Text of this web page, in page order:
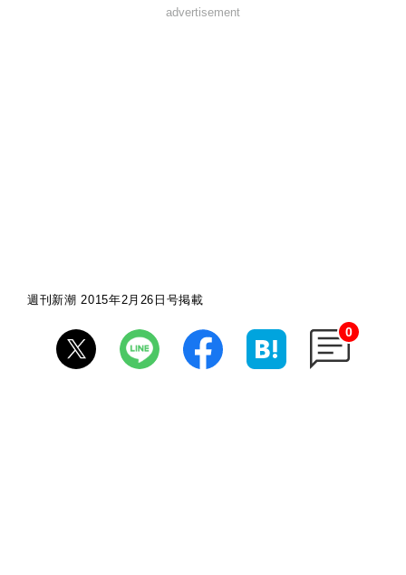
advertisement
週刊新潮 2015年2月26日号掲載
0